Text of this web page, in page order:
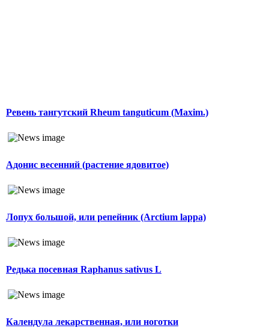
Ревень тангутский Rheum tanguticum (Maxim.)
Адонис весенний (растение ядовитое)
Лопух большой, или репейник (Arctium lappa)
Редька посевная Raphanus sativus L
Календула лекарственная, или ноготки